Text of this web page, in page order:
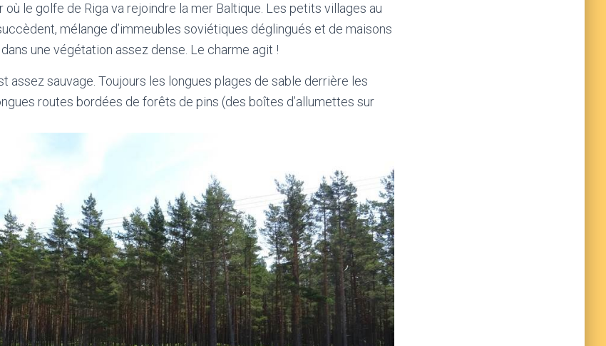
le golfe de Riga va rejoindre la mer Baltique. Les petits villages au
mélange d’immeubles soviétiques déglingués et de maisons
une végétation assez dense. Le charme agit !
assez sauvage. Toujours les longues plages de sable derrière les
routes bordées de forêts de pins (des boîtes d’allumettes sur